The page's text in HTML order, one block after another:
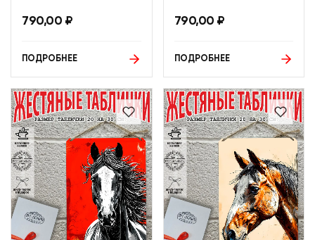
790,00 ₽
ПОДРОБНЕЕ
790,00 ₽
ПОДРОБНЕЕ